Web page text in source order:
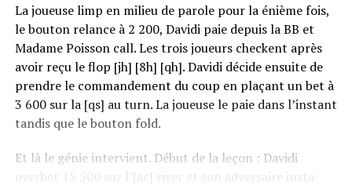
La joueuse limp en milieu de parole pour la énième fois,
le bouton relance à 2 200, Davidi paie depuis la BB et
Madame Poisson call. Les trois joueurs checkent après
avoir reçu le flop [jh] [8h] [qh]. Davidi décide ensuite de
prendre le commandement du coup en plaçant un bet à
3 600 sur la [qs] au turn. La joueuse le paie dans l’instant
tandis que le bouton fold.
Et là le génie intervient. Début de la leçon : Davidi
overbet 15 500 sur l’[ac] river et son adversaire insta-